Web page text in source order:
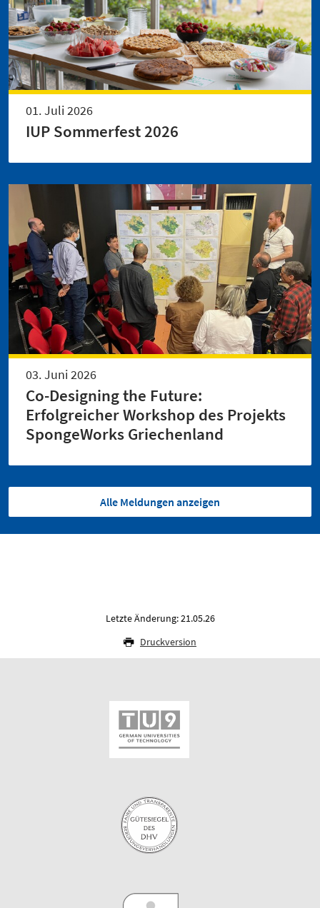
01. Juli 2026
IUP Sommerfest 2026
03. Juni 2026
Co-Designing the Future:
Erfolgreicher Workshop des Projekts
SpongeWorks Griechenland
Alle Meldungen anzeigen
Letzte Änderung: 21.05.26
Druckversion